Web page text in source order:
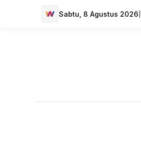
Sabtu, 8 Agustus 2026